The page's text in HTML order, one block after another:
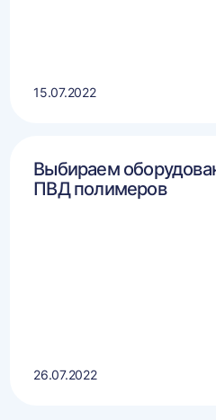
15.07.2022
Выбираем
ПВД полимеров
26.07.2022